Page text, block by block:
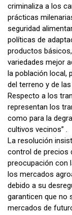
criminaliza a los
prácticas
seguridad
políticas de
productos
variedades mejor
la población local,
del terreno y de
Respecto a los
representan los
como para la
cultivos vecinos” .
La resolución
control de precios
preocupación con
los mercados
debido a su
garanticen que no
mercados de